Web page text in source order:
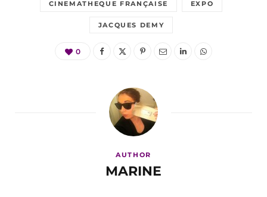
CINEMATHEQUE FRANÇAISE EXPO
JACQUES DEMY
0
AUTHOR
MARINE